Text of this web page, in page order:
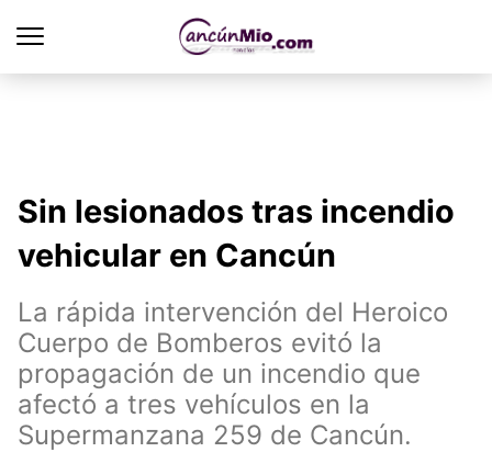
Sin lesionados tras incendio
vehicular en Cancún
La rápida intervención del Heroico
Cuerpo de Bomberos evitó la
propagación de un incendio que
afectó a tres vehículos en la
Supermanzana 259 de Cancún.